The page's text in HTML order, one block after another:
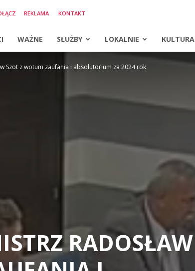
REKLAMA KONTAKT
WAŻNE SŁUŻBY LOKALNIE KULTURA
Szot z wotum zaufania i absolutorium za 2024 rok
RADOSŁAW